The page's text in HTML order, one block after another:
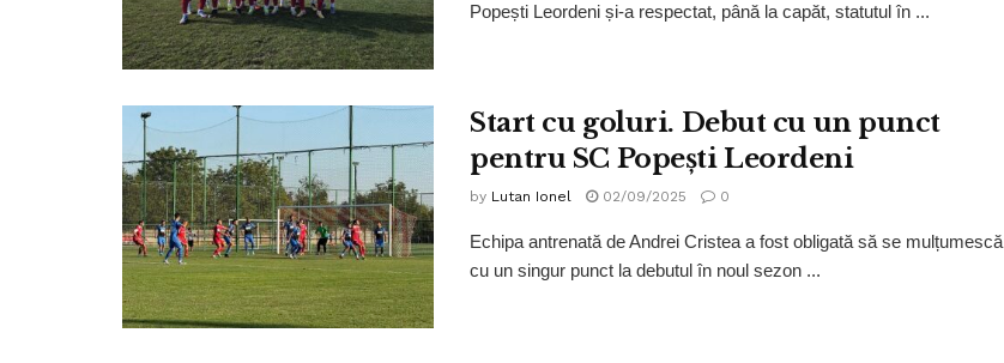
Popești Leordeni și-a respectat, până la capăt, statutul în ...
Start cu goluri. Debut cu un punct
pentru SC Popești Leordeni
by Lutan Ionel 02/09/2025 0
Echipa antrenată de Andrei Cristea a fost obligată să se mulțumescă
cu un singur punct la debutul în noul sezon ...